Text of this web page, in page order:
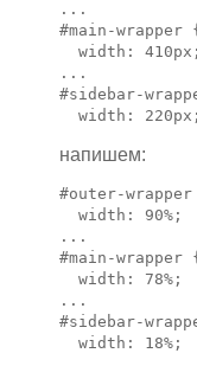
...
#main-wrapper {
  width: 410px;
...
#sidebar-
  width: 220px;
напишем:
#outer-
  width: 90%;
...
#main-wrapper {
  width: 78%;
...
#sidebar-
  width: 18%;